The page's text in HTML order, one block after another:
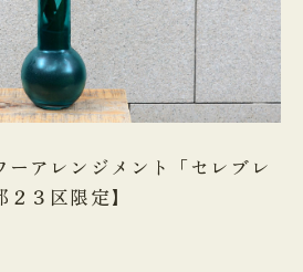
ーアレンジメント「セレブレ
３区限定】